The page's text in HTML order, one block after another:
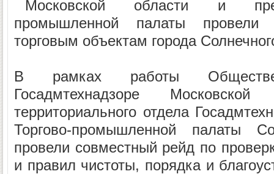
Московской области и
промышленной палаты
торговым объектам города
В рамках работы
Госадмтехнадзоре
территориального отдела
Торгово-промышленной палаты
провели совместный рейд по
и правил чистоты, порядка и